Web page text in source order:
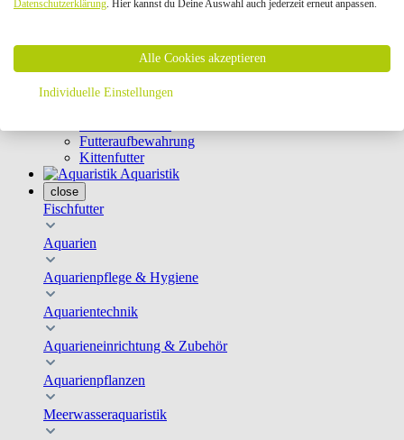
Geschirre & Leinen
Schutznetze
Kippfensterschutz
Katzenkameras
Futternäpfe
Futteraufbewahrung
Kittenfutter
Aquaristik
close
Fischfutter
Aquarien
Aquarienpflege & Hygiene
Aquarientechnik
Aquarieneinrichtung & Zubehör
Aquarienpflanzen
Meerwasseraquaristik
Datenschutzerklärung. Hier kannst du Deine Auswahl auch jederzeit erneut anpassen.
Alle Cookies akzeptieren
Individuelle Einstellungen